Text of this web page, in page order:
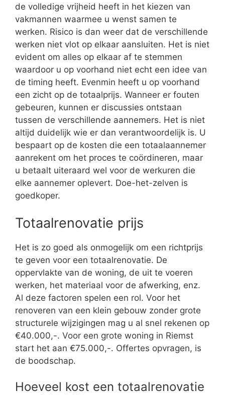
de volledige vrijheid heeft in het kiezen van
vakmannen waarmee u wenst samen te
werken. Risico is dan weer dat de verschillende
werken niet vlot op elkaar aansluiten. Het is niet
evident om alles op elkaar af te stemmen
waardoor u op voorhand niet echt een idee van
de timing heeft. Evenmin heeft u op voorhand
een zicht op de totaalprijs. Wanneer er fouten
gebeuren, kunnen er discussies ontstaan
tussen de verschillende aannemers. Het is niet
altijd duidelijk wie er dan verantwoordelijk is. U
bespaart op de kosten die een totaalaannemer
aanrekent om het proces te coördineren, maar
u betaalt uiteraard wel voor de werkuren die
elke aannemer oplevert. Doe-het-zelven is
goedkoper.
Totaalrenovatie prijs
Het is zo goed als onmogelijk om een richtprijs
te geven voor een totaalrenovatie. De
oppervlakte van de woning, de uit te voeren
werken, het materiaal voor de afwerking, enz.
Al deze factoren spelen een rol. Voor het
renoveren van een klein gebouw zonder grote
structurele wijzigingen mag u al snel rekenen op
€40.000,-. Voor een grote woning in Riemst
start het aan €75.000,-. Offertes opvragen, is
de boodschap.
Hoeveel kost een totaalrenovatie